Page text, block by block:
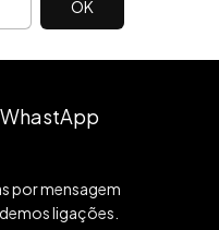
por mensagem
ligações.